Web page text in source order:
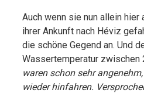
Auch wenn sie nun allein
ihrer Ankunft nach Héviz
die schöne Gegend an. Und
Wassertemperatur zwischen
waren schon sehr angenehm,
wieder hinfahren.